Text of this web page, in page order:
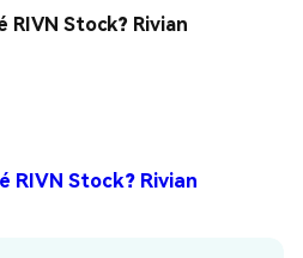
RIVN Stock? Rivian
RIVN Stock? Rivian